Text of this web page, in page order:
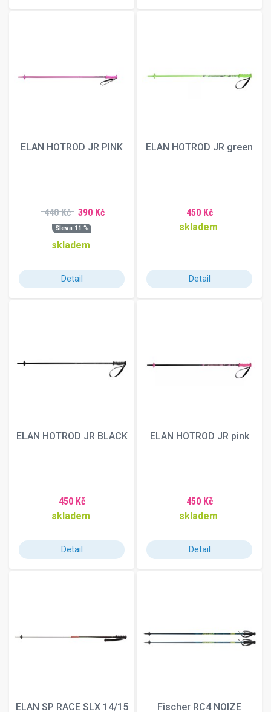
ELAN HOTROD JR PINK
440 Kč 390 Kč
Sleva 11 %
skladem
Detail
ELAN HOTROD JR green
450 Kč
skladem
Detail
ELAN HOTROD JR BLACK
450 Kč
skladem
Detail
ELAN HOTROD JR pink
450 Kč
skladem
Detail
ELAN SP RACE SLX 14/15
Fischer RC4 NOIZE